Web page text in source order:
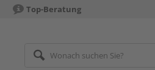
Top-Beratung